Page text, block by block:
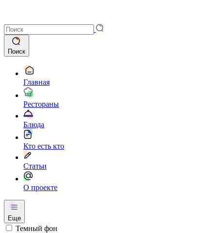
Поиск
Главная
Рестораны
Блюда
Кто есть кто
Статьи
О проекте
Еще
Темный фон